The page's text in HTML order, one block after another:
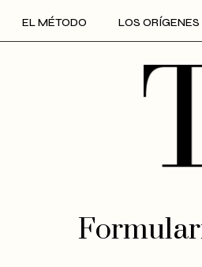
EL MÉTODO LOS ORÍGENES